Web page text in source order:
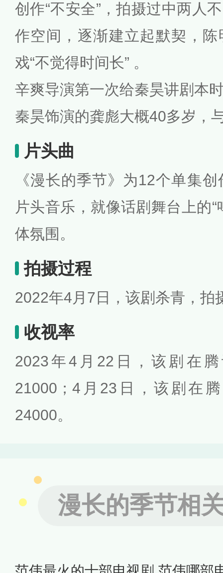
创作“不安全”，拍摄过中两人
作空间，逐渐建立起默契，
戏“不觉得时间长” 。
辛爽导演第一次给秦昊讲剧本
秦昊饰演的龚彪大概40多岁，
片头曲
《漫长的季节》为12个单集
片头音乐，就像话剧舞台上的
体氛围。
拍摄过程
2022年4月7日，该剧杀青，拍
收视率
2023年4月22日，该剧在
21000；4月23日，该剧在
24000。
漫长的季节相